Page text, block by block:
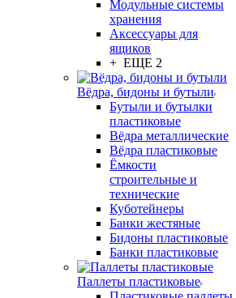
Модульные системы
хранения
Аксессуары для
ящиков
+ ЕЩЕ 2
Вёдра, бидоны и бутыли
Бутыли и бутылки
пластиковые
Вёдра металлические
Вёдра пластиковые
Ёмкости
строительные и
технические
Куботейнеры
Банки жестяные
Бидоны пластиковые
Банки пластиковые
Паллеты пластиковые